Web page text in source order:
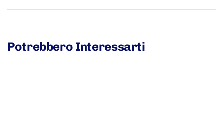
Potrebbero Interessarti